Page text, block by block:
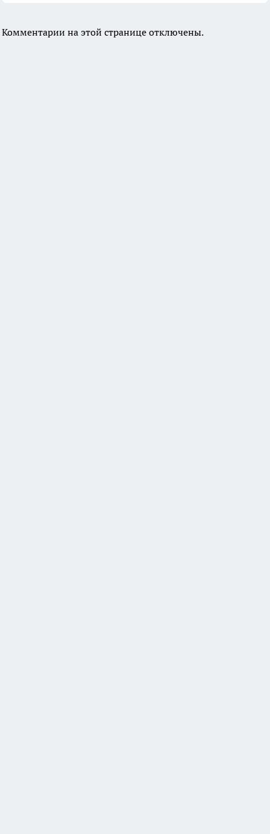
Комментарии на этой странице отключены.